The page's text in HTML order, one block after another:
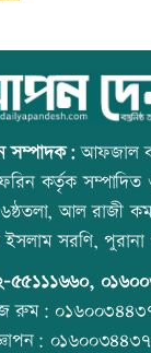
স্বর্ণ খাতকে
সরকার, মতামত
গবেষণা-দক্ষতা
নতুন উদ্যোগ
আজ বিশ্ব বন্ধু দিবস
প্রতিমন্ত্রীকে ঘিরে
জুড়ে অপপ্রচার:
সম্পাদক:আফজাল
কর্তৃক সম্পাদিত
আল রাজী
সরণি, পুরানা
৫৫১১১৬৬০,
রুম: